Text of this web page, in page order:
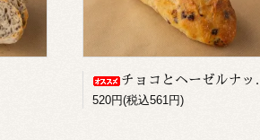
チョコとヘーゼルナッツのパン
520円(税込561円)